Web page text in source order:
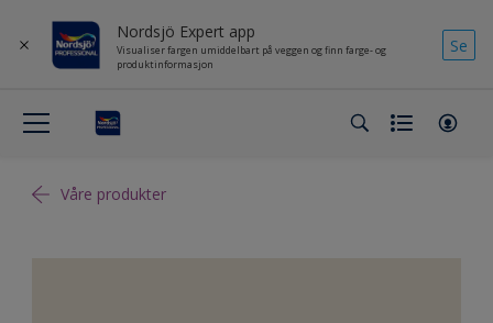
Nordsjö Expert app
Visualiser fargen umiddelbart på veggen og finn farge- og
produktinformasjon
Se
Våre produkter